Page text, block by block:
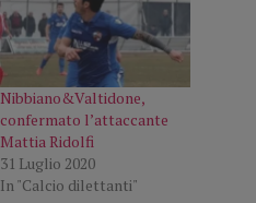
Nibbiano&Valtidone,
confermato l’attaccante
Mattia Ridolfi
31 Luglio 2020
In "Calcio dilettanti"